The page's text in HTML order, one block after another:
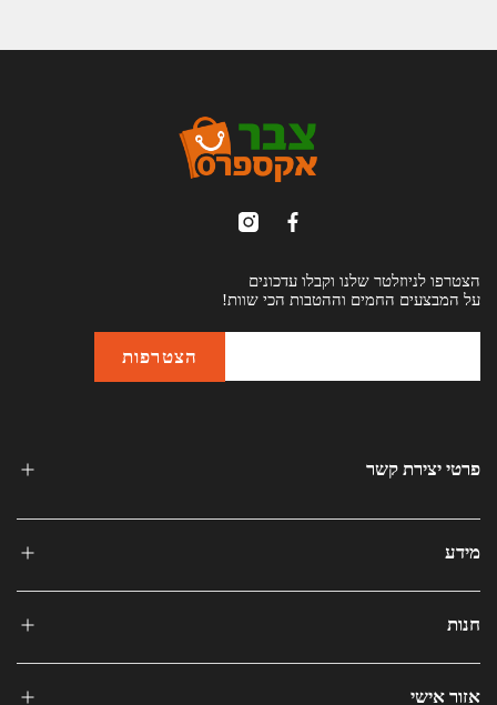
הצטרפו לניוזלטר שלנו וקבלו עדכונים
על המבצעים החמים וההטבות הכי שוות!
פרטי יצירת קשר
מידע
חנות
אזור אישי